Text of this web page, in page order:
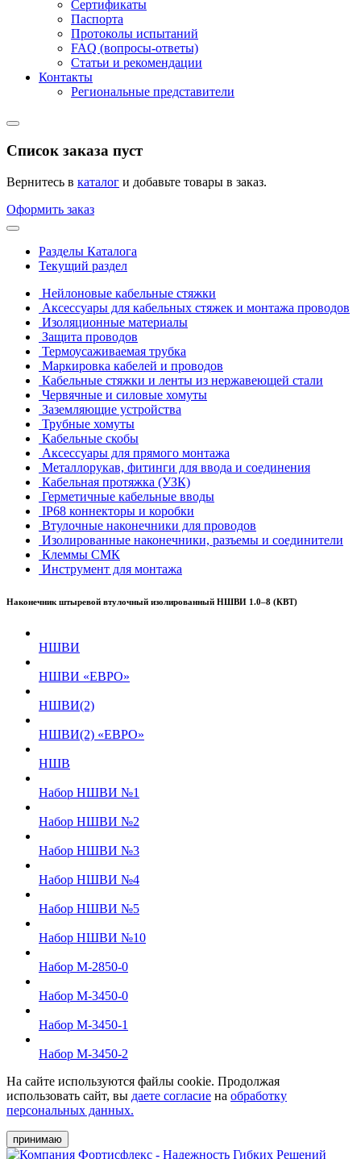
Сертификаты
Паспорта
Протоколы испытаний
FAQ (вопросы-ответы)
Статьи и рекомендации
Контакты
Региональные представители
Список заказа пуст
Вернитесь в каталог и добавьте товары в заказ.
Оформить заказ
Разделы Каталога
Текущий раздел
Нейлоновые кабельные стяжки
Аксессуары для кабельных стяжек и монтажа проводов
Изоляционные материалы
Защита проводов
Термоусаживаемая трубка
Маркировка кабелей и проводов
Кабельные стяжки и ленты из нержавеющей стали
Червячные и силовые хомуты
Заземляющие устройства
Трубные хомуты
Кабельные скобы
Аксессуары для прямого монтажа
Металлорукав, фитинги для ввода и соединения
Кабельная протяжка (УЗК)
Герметичные кабельные вводы
IP68 коннекторы и коробки
Втулочные наконечники для проводов
Изолированные наконечники, разъемы и соединители
Клеммы СМК
Инструмент для монтажа
Наконечник штыревой втулочный изолированный НШВИ 1.0–8 (КВТ)
НШВИ
НШВИ «ЕВРО»
НШВИ(2)
НШВИ(2) «ЕВРО»
НШВ
Набор НШВИ №1
Набор НШВИ №2
Набор НШВИ №3
Набор НШВИ №4
Набор НШВИ №5
Набор НШВИ №10
Набор М-2850-0
Набор М-3450-0
Набор М-3450-1
Набор М-3450-2
На сайте используются файлы cookie. Продолжая
использовать сайт, вы даете согласие на обработку
персональных данных.
принимаю